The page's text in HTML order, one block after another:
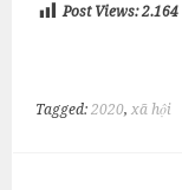
Post Views: 2.164
Tagged:2020,xã hội